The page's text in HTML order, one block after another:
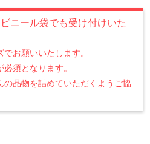
ニール袋でも受け付けいた
お願いいたします。
須となります。
品物を詰めていただくようご協